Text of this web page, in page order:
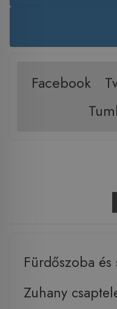
Facebook
Fürdőszoba
Zuhany